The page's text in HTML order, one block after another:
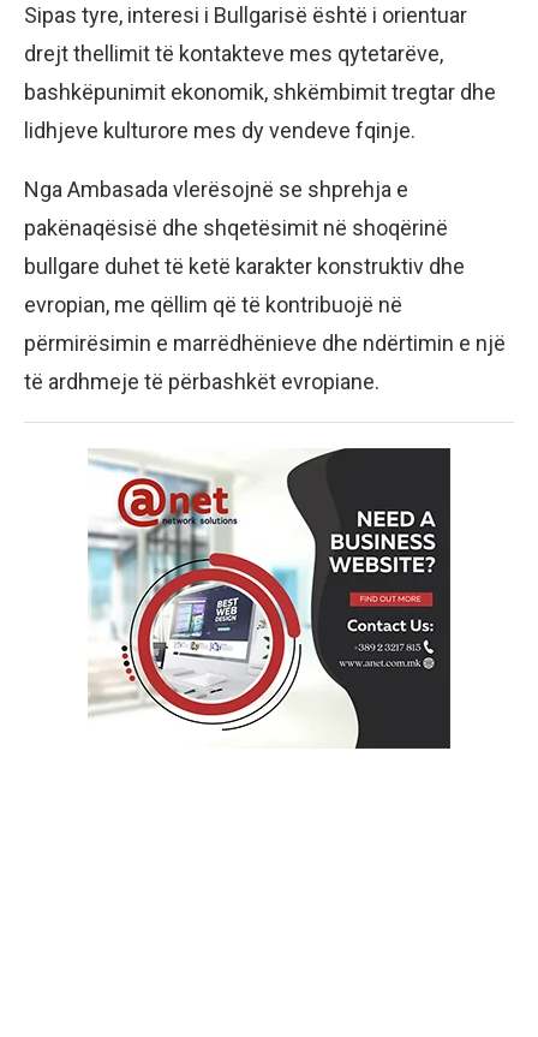
Sipas tyre, interesi i Bullgarisë është i orientuar
drejt thellimit të kontakteve mes qytetarëve,
bashkëpunimit ekonomik, shkëmbimit tregtar dhe
lidhjeve kulturore mes dy vendeve fqinje.
Nga Ambasada vlerësojnë se shprehja e
pakënaqësisë dhe shqetësimit në shoqërinë
bullgare duhet të ketë karakter konstruktiv dhe
evropian, me qëllim që të kontribuojë në
përmirësimin e marrëdhënieve dhe ndërtimin e një
të ardhmeje të përbashkët evropiane.